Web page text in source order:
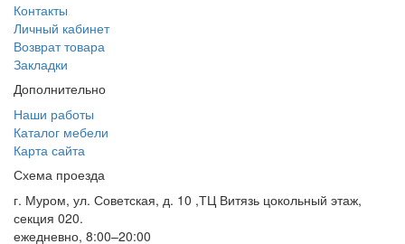
Контакты
Личный кабинет
Возврат товара
Закладки
Дополнительно
Наши работы
Каталог мебели
Карта сайта
Схема проезда
г. Муром, ул. Советская, д. 10 ,ТЦ Витязь цокольный этаж,
секция 020.
ежедневно, 8:00–20:00